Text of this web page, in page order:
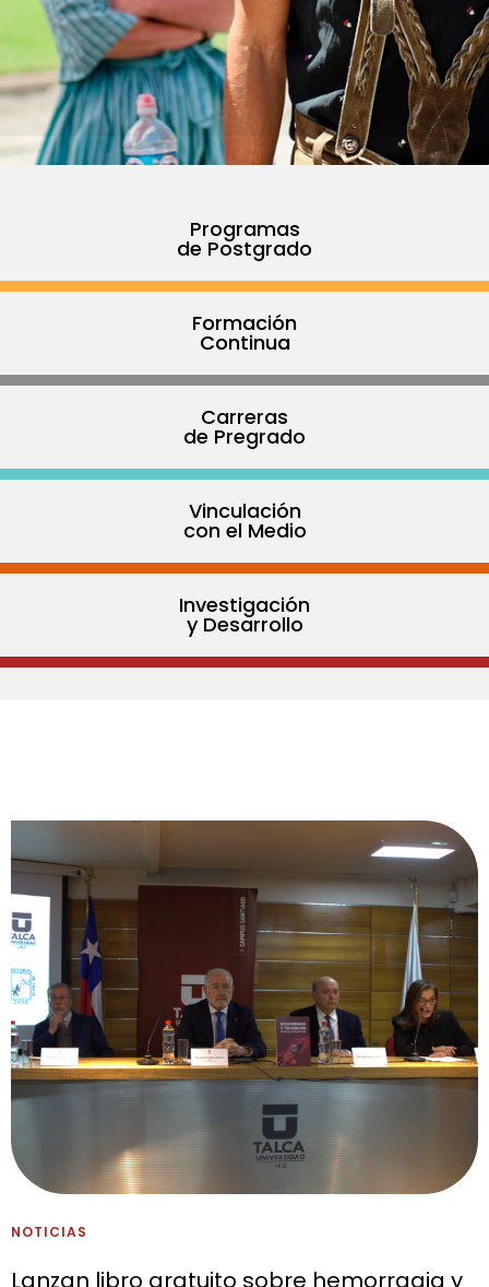
Programas
de Postgrado
Formación
Continua
Carreras
de Pregrado
Vinculación
con el Medio
Investigación
y Desarrollo
NOTICIAS
Lanzan libro gratuito sobre hemorragia y